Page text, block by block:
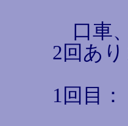
口車
2回あり
1回目：